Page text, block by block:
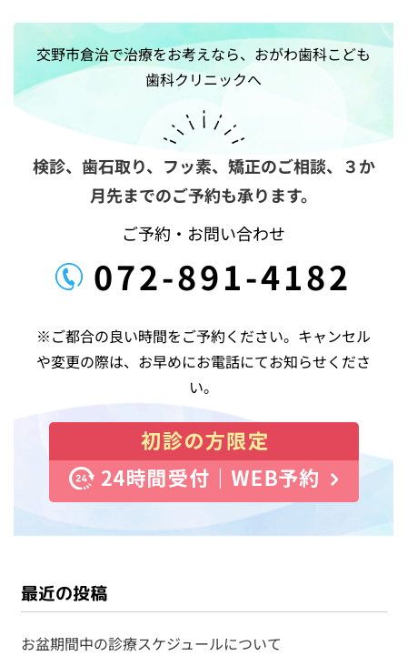
ゲ
ー
シ
ョ
交野市倉治で治療をお考えなら、おがわ歯科こども
歯科クリニックへ
検診、歯石取り、フッ素、矯正のご相談、 ３か
月先までのご予約も承ります。
ご予約・お問い合わせ
072-891-4182
※ご都合の良い時間をご予約ください。キャンセル
や変更の際は、お早めにお電話にてお知らせくださ
い。
最近の投稿
お盆期間中の診療スケジュールについて